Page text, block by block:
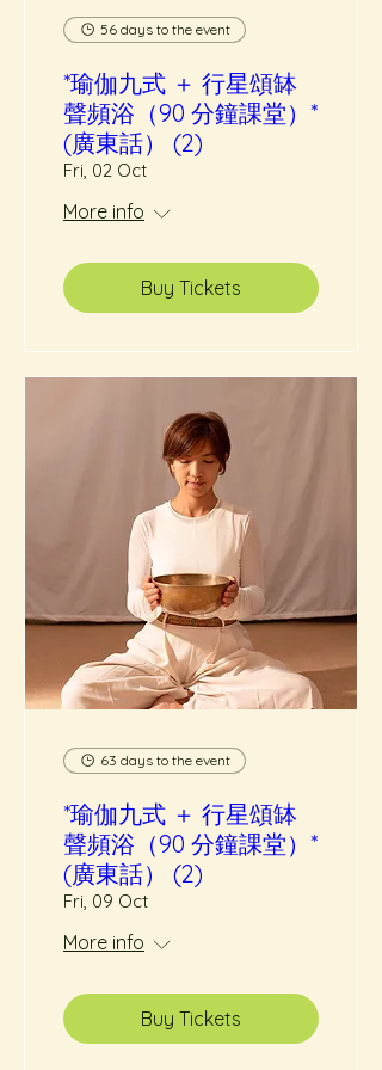
56 days to the event
*瑜伽九式 ＋ 行星頌缽
聲頻浴（90 分鐘課堂）*
(廣東話） (2)
Fri, 02 Oct
More info
Buy Tickets
63 days to the event
*瑜伽九式 ＋ 行星頌缽
聲頻浴（90 分鐘課堂）*
(廣東話） (2)
Fri, 09 Oct
More info
Buy Tickets